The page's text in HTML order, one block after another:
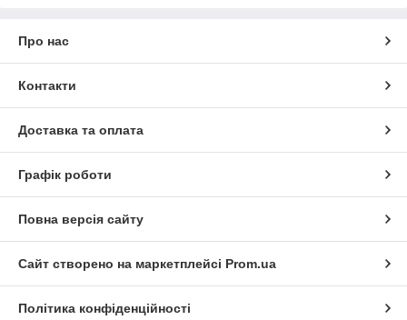
Про нас
Контакти
Доставка та оплата
Графік роботи
Повна версія сайту
Сайт створено на маркетплейсі Prom.ua
Політика конфіденційності